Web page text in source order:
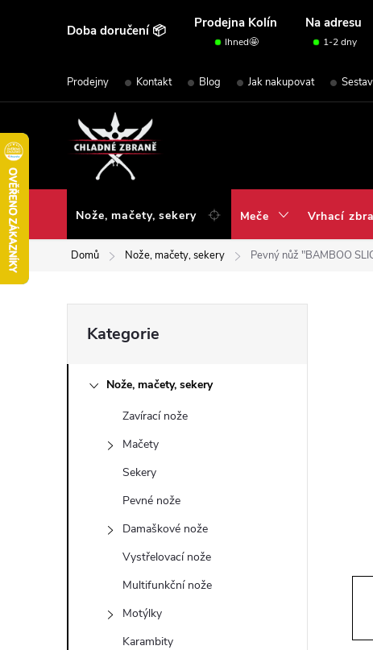
Doba doručení 📦 Prodejna Kolín Na adresu
Ihned🤩 1-2 dny
Prodejny Kontakt Blog Jak nakupovat Sestav
Nože, mačety, sekery Meče Vrhací
Domů Nože, mačety, sekery Pevný nůž "BAMBOO
o
kategorie
Kategorie
Nože, mačety, sekery
Zavírací nože
Mačety
Sekery
Pevné nože
Damaškové nože
Vystřelovací nože
Multifunkční nože
Motýlky
Karambity